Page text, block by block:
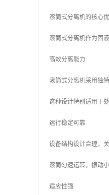
滚筒式分离机的核心
滚筒式分离机作为固
高效分离能力
滚筒式分离机采用独
这种设计特别适用于
运行稳定可靠
设备结构设计合理，
滚筒匀速运转，振动
适应性强